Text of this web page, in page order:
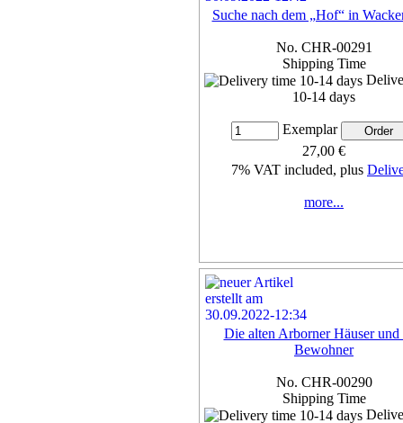
Suche nach dem „Hof“ in
No. CHR-00291
Shipping Time
10-14 days
Exemplar
27,00 €
7% VAT included, plus
more...
Die alten Arborner Häuser und
Bewohner
No. CHR-00290
Shipping Time